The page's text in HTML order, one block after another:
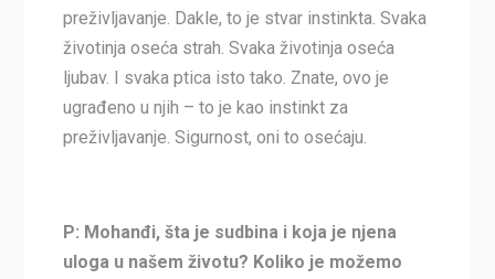
preživljavanje. Dakle, to je stvar instinkta. Svaka
životinja oseća strah. Svaka životinja oseća
ljubav. I svaka ptica isto tako. Znate, ovo je
ugrađeno u njih – to je kao instinkt za
preživljavanje. Sigurnost, oni to osećaju.
P: Mohanđi, šta je sudbina i koja je njena
uloga u našem životu? Koliko je možemo